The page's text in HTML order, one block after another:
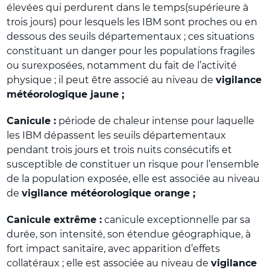
élevées qui perdurent dans le temps(supérieure à
trois jours) pour lesquels les IBM sont proches ou en
dessous des seuils départementaux ; ces situations
constituant un danger pour les populations fragiles
ou surexposées, notamment du fait de l’activité
physique ; il peut être associé au niveau devigilance
météorologique jaune ;
Canicule : période de chaleur intense pour laquelle
les IBM dépassent les seuils départementaux
pendant trois jours et trois nuits consécutifs et
susceptible de constituer un risque pour l’ensemble
de la population exposée, elle est associée au niveau
devigilance météorologique orange ;
Canicule extrême : canicule exceptionnelle par sa
durée, son intensité, son étendue géographique, à
fort impact sanitaire, avec apparition d’effets
collatéraux ; elle est associée au niveau devigilance